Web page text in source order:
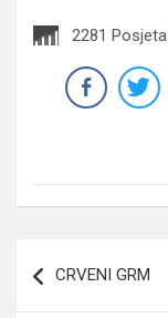
2281 Posjeta
članaka
CRVENI GRM